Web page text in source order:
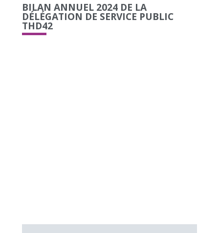
BILAN ANNUEL 2024 DE LA
DÉLÉGATION DE SERVICE PUBLIC
THD42